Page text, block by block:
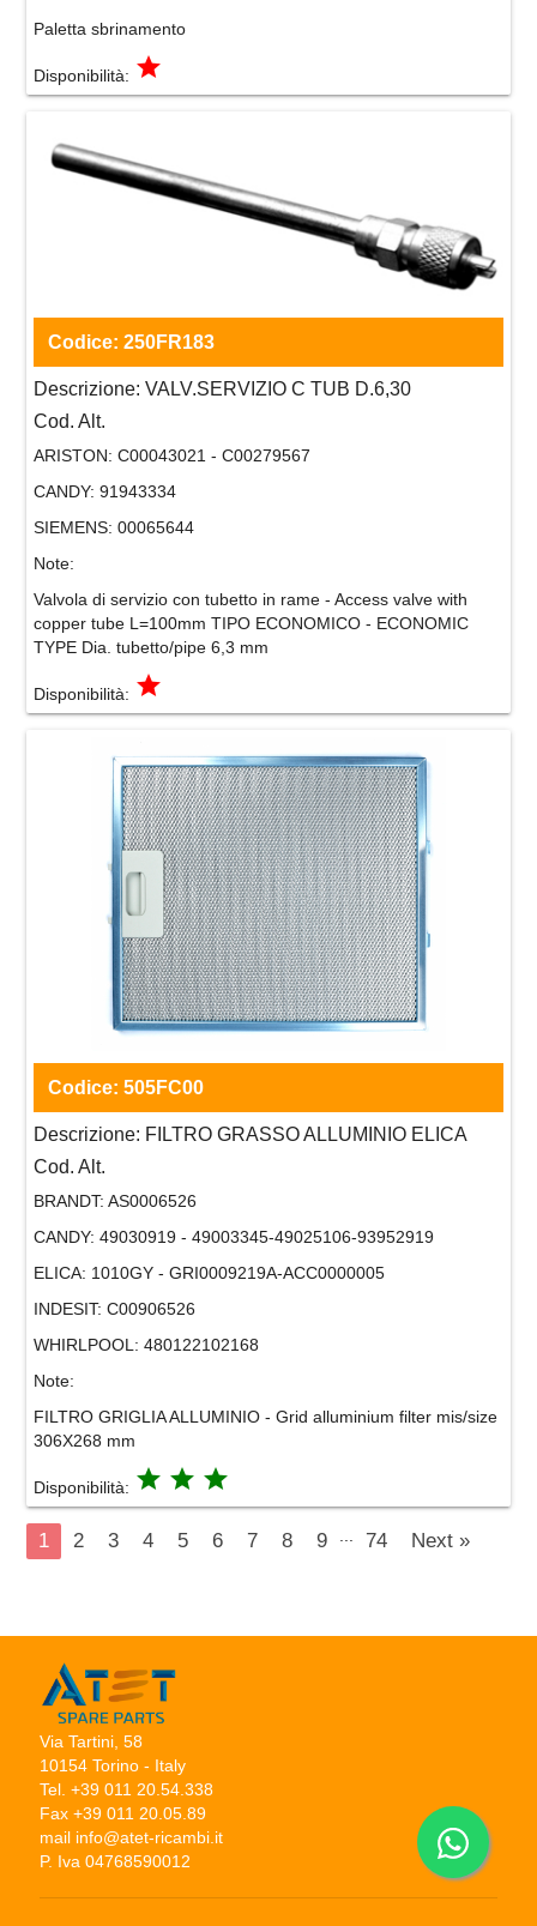
Paletta sbrinamento
Disponibilità: grade
Codice: 250FR183
Descrizione: VALV.SERVIZIO C TUB D.6,30
Cod. Alt.
ARISTON: C00043021 - C00279567
CANDY: 91943334
SIEMENS: 00065644
Note:
Valvola di servizio con tubetto in rame - Access valve with
copper tube L=100mm TIPO ECONOMICO - ECONOMIC
TYPE Dia. tubetto/pipe 6,3 mm
Disponibilità: grade
Codice: 505FC00
Descrizione: FILTRO GRASSO ALLUMINIO ELICA
Cod. Alt.
BRANDT: AS0006526
CANDY: 49030919 - 49003345-49025106-93952919
ELICA: 1010GY - GRI0009219A-ACC0000005
INDESIT: C00906526
WHIRLPOOL: 480122102168
Note:
FILTRO GRIGLIA ALLUMINIO - Grid alluminium filter mis/size
306X268 mm
Disponibilità: grade grade grade
1 2 3 4 5 6 7 8 9 74 Next »
Via Tartini, 58
10154 Torino - Italy
Tel. +39 011 20.54.338
Fax +39 011 20.05.89
mail info@atet-ricambi.it
P. Iva 04768590012